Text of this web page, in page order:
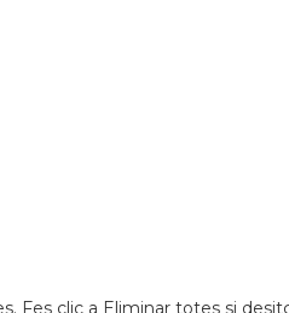
Fes clic a Eliminar totes si